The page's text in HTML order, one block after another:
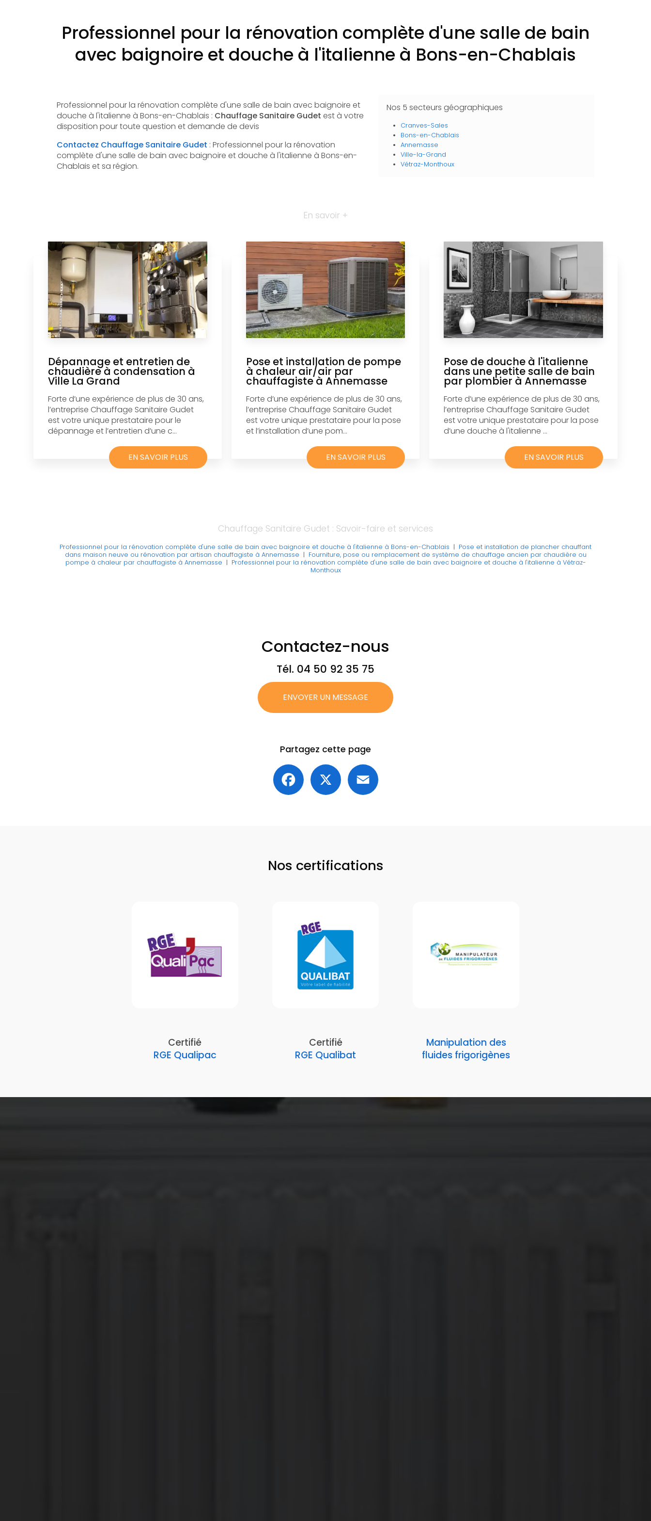
Professionnel pour la rénovation complète d'une salle de bain
avec baignoire et douche à l'italienne à Bons-en-Chablais
Professionnel pour la rénovation complète d'une salle de bain avec baignoire et
douche à l'italienne à Bons-en-Chablais : Chauffage Sanitaire Gudet est à votre
disposition pour toute question et demande de devis
Contactez Chauffage Sanitaire Gudet : Professionnel pour la rénovation
complète d'une salle de bain avec baignoire et douche à l'italienne à Bons-en-
Chablais et sa région.
Nos 5 secteurs géographiques
Cranves-Sales
Bons-en-Chablais
Annemasse
Ville-la-Grand
Vétraz-Monthoux
En savoir +
Dépannage et entretien de
chaudière à condensation à
Ville La Grand
Forte d’une expérience de plus de 30 ans,
l’entreprise Chauffage Sanitaire Gudet
est votre unique prestataire pour le
dépannage et l’entretien d’une c...
EN SAVOIR PLUS
Pose et installation de pompe
à chaleur air/air par
chauffagiste à Annemasse
Forte d’une expérience de plus de 30 ans,
l’entreprise Chauffage Sanitaire Gudet
est votre unique prestataire pour la pose
et l’installation d’une pom...
EN SAVOIR PLUS
Pose de douche à l'italienne
dans une petite salle de bain
par plombier à Annemasse
Forte d’une expérience de plus de 30 ans,
l’entreprise Chauffage Sanitaire Gudet
est votre unique prestataire pour la pose
d’une douche à l'italienne ...
EN SAVOIR PLUS
Chauffage Sanitaire Gudet : Savoir-faire et services
Professionnel pour la rénovation complète d'une salle de bain avec baignoire et douche à l'italienne à Bons-en-Chablais | Pose et installation de plancher chauffant
dans maison neuve ou rénovation par artisan chauffagiste à Annemasse | Fourniture, pose ou remplacement de système de chauffage ancien par chaudière ou
pompe à chaleur par chauffagiste à Annemasse | Professionnel pour la rénovation complète d'une salle de bain avec baignoire et douche à l'italienne à Vétraz-
Monthoux
Contactez-nous
Tél. 04 50 92 35 75
ENVOYER UN MESSAGE
Partagez cette page
Facebook
Nos certifications
Certifié
RGE Qualipac
Certifié
RGE Qualibat
Manipulation des
fluides frigorigènes